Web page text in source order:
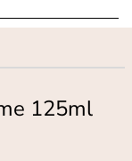
125ml